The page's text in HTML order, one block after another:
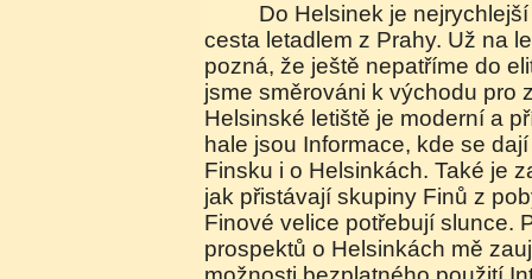
Do Helsinek je nejrychlejší a nejpohodlnější
cesta letadlem z Prahy. Už na
pozná, že ještě nepatříme do
jsme směrováni k východu pro
Helsinské letiště je moderní a
hale jsou Informace, kde se
Finsku i o Helsinkách. Také je
jak přistávají skupiny Finů z
Finové velice potřebují slunce.
prospektů o Helsinkách mě